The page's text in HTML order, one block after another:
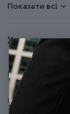
Стрижень у
Показати всі
Бренд
Країна походження